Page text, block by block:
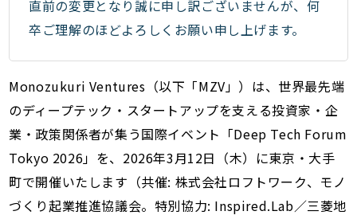
直前の変更となり誠に申し訳ございませんが、何
卒ご理解のほどよろしくお願い申し上げます。
Monozukuri Ventures（以下「MZV」）は、世界最先端
のディープテック・スタートアップを支える投資家・企
業・政策関係者が集う国際イベント「Deep Tech Forum
Tokyo 2026」を、2026年3月12日（木）に東京・大手
町で開催いたします（共催: 株式会社ロフトワーク、モノ
づくり起業推進協議会。特別協力: Inspired.Lab／三菱地